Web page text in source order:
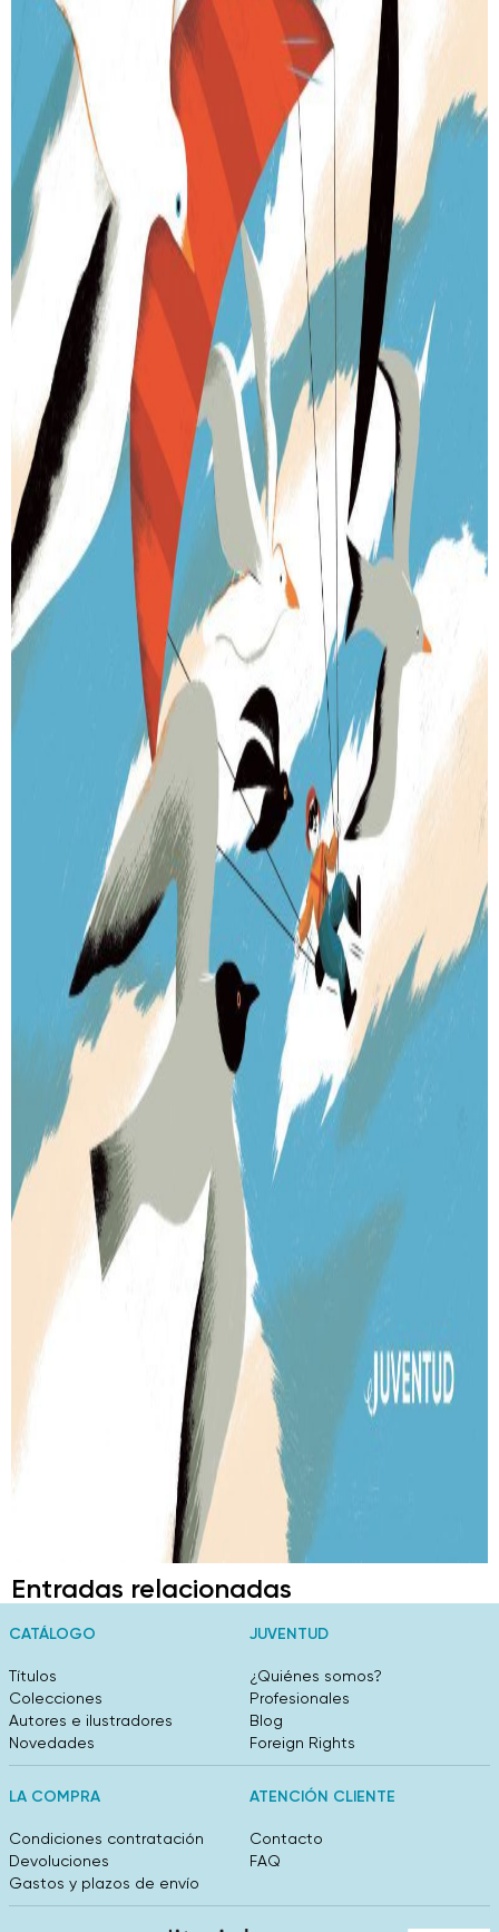
Entradas relacionadas
CATÁLOGO
Títulos
Colecciones
Autores e ilustradores
Novedades
JUVENTUD
¿Quiénes somos?
Profesionales
Blog
Foreign Rights
LA COMPRA
Condiciones contratación
Devoluciones
Gastos y plazos de envío
ATENCIÓN CLIENTE
Contacto
FAQ